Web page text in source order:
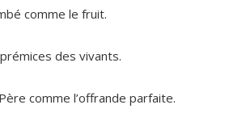
comme le fruit.
des vivants.
comme l’offrande parfaite.